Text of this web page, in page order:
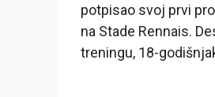
potpisao svoj prvi
na Stade Rennais.
treningu, 18-